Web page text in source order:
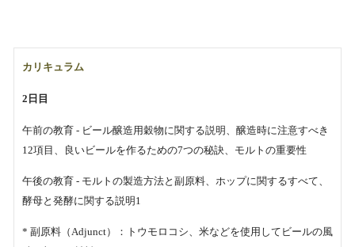
カリキュラム
2日目
午前の教育 - ビール醸造用穀物に関する説明、醸造時に注意すべき
12項目、良いビールを作るための7つの秘訣、モルトの重要性
午後の教育 - モルトの製造方法と副原料、ホップに関するすべて、
酵母と発酵に関する説明1
* 副原料（Adjunct）：トウモロコシ、米などを使用してビールの風